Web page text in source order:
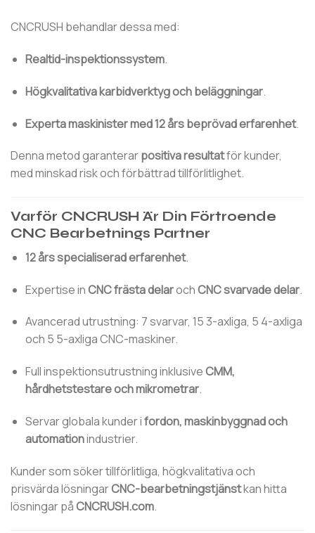
CNCRUSH behandlar dessa med:
Realtid-inspektionssystem.
Högkvalitativa karbidverktyg och beläggningar.
Experta maskinister med 12 års beprövad erfarenhet.
Denna metod garanterarpositiva resultatför kunder,
med minskad risk och förbättrad tillförlitlighet.
Varför CNCRUSH Är Din Förtroende
CNC Bearbetnings Partner
12 års specialiserad erfarenhet.
Expertise inCNC frästa delarochCNC svarvade delar.
Avancerad utrustning: 7 svarvar, 15 3-axliga, 5 4-axliga
och 5 5-axliga CNC-maskiner.
Full inspektionsutrustning inklusiveCMM,
hårdhetstestare och mikrometrar.
Servar globala kunder ifordon, maskinbyggnad och
automationindustrier.
Kunder som söker tillförlitliga, högkvalitativa och
prisvärda lösningarCNC-bearbetningstjänstkan hitta
lösningar påCNCRUSH.com.